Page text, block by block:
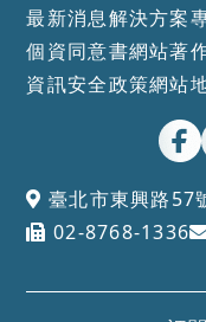
最新消息解決方案
個資同意書網站著
資訊安全政策網站
臺北市東興路57
02-8768-1336